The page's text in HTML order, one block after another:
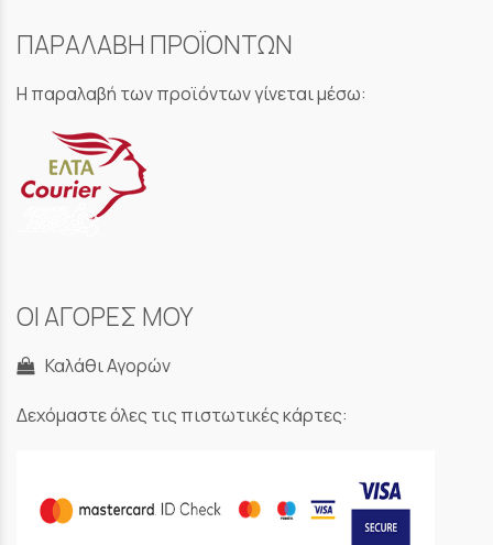
ΠΑΡΑΛΑΒΗ ΠΡΟΪΟΝΤΩΝ
Η παραλαβή των προϊόντων γίνεται μέσω:
ΟΙ ΑΓΟΡΕΣ ΜΟΥ
Καλάθι Αγορών
Δεχόμαστε όλες τις πιστωτικές κάρτες: